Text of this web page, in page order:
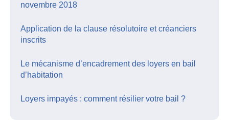
novembre 2018
Application de la clause résolutoire et créanciers
inscrits
Le mécanisme d’encadrement des loyers en bail
d’habitation
Loyers impayés : comment résilier votre bail ?